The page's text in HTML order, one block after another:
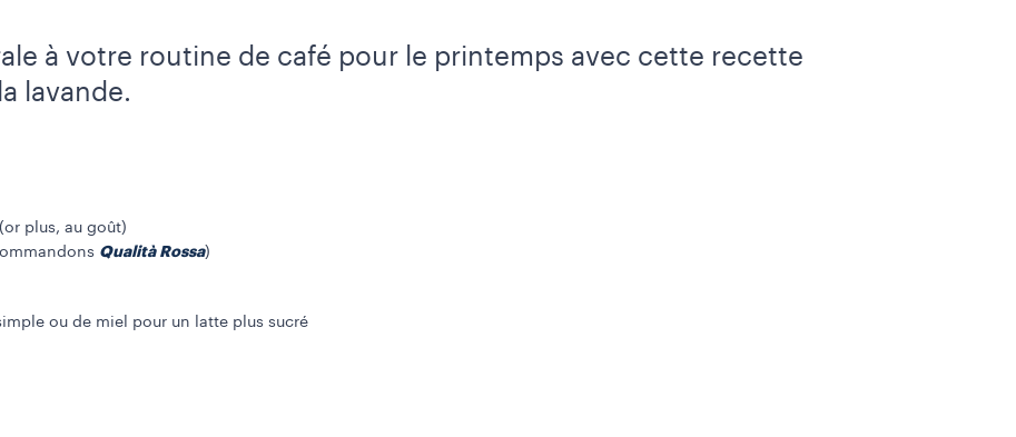
à votre routine de café pour le printemps avec cette recette
lavande.
plus, au goût)
Qualità Rossa)
ou de miel pour un latte plus sucré